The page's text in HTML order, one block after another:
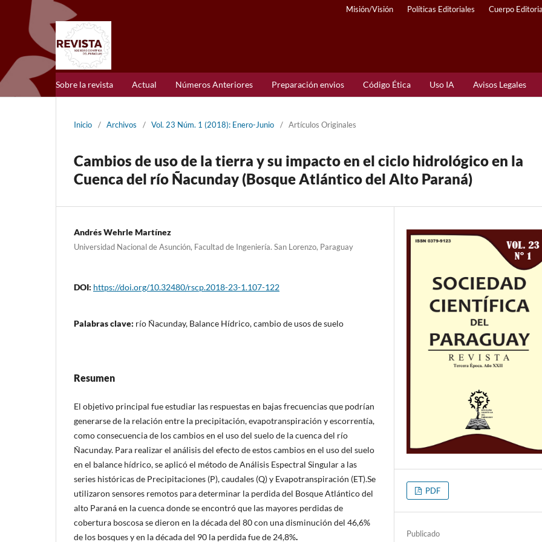
Sobre la revista Actual Números Anteriores Preparación envios Código Ética Uso IA Avisos Legales
Misión/Visión Políticas Editoriales Cuerpo
Inicio / Archivos / Vol. 23 Núm. 1 (2018): Enero-Junio / Artículos Originales
Cambios de uso de la tierra y su impacto en el ciclo hidrológico en la
Cuenca del río Ñacunday (Bosque Atlántico del Alto Paraná)
Andrés Wehrle Martínez
Universidad Nacional de Asunción, Facultad de Ingeniería. San Lorenzo, Paraguay
DOI: https://doi.org/10.32480/rscp.2018-23-1.107-122
Palabras clave: río Ñacunday, Balance Hídrico, cambio de usos de suelo
Resumen
El objetivo principal fue estudiar las respuestas en bajas frecuencias que podrían
generarse de la relación entre la precipitación, evapotranspiración y escorrentía,
como consecuencia de los cambios en el uso del suelo de la cuenca del río
Ñacunday. Para realizar el análisis del efecto de estos cambios en el uso del suelo
en el balance hídrico, se aplicó el método de Análisis Espectral Singular a las
series históricas de Precipitaciones (P), caudales (Q) y Evapotranspiración (ET).Se
utilizaron sensores remotos para determinar la perdida del Bosque Atlántico del
alto Paraná en la cuenca donde se encontró que las mayores perdidas de
cobertura boscosa se dieron en la década del 80 con una disminución del 46,6%
de los bosques y en la década del 90 la perdida fue de 24,8%.
PDF
Publicado